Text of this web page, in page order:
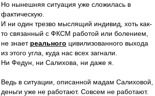
Но нынешняя ситуация уже сложилась в
фактическую.
И ни один трезво мыслящий индивид, хоть как-
то связанный с ФКСМ работой или болением,
не знает реального цивилизованного выхода
из этого угла, куда нас всех загнали.
Ни Федун, ни Салихова, ни даже я.
Ведь в ситуации, описанной мадам Салиховой,
деньги уже не работают. Совсем не работают.